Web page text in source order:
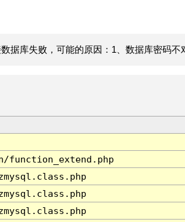
据库失败，可能的原因：1、数据库密码不
function_extend.php